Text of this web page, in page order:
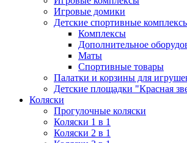
Игровые домики
Детские спортивные
Комплексы
Дополнительное
Маты
Спортивные товары
Палатки и корзины для
Детские площадки "Красная
Коляски
Прогулочные коляски
Коляски 1 в 1
Коляски 2 в 1